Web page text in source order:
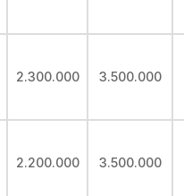
2.300.000
3.500.000
2.200.000
3.500.000